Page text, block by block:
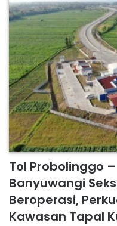
Tol Probolinggo
Banyuwangi
Beroperasi,
Kawasan Tapal